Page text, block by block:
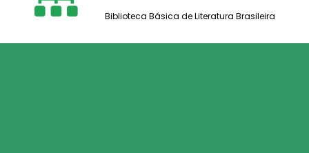
Biblioteca Básica de Literatura Brasileira